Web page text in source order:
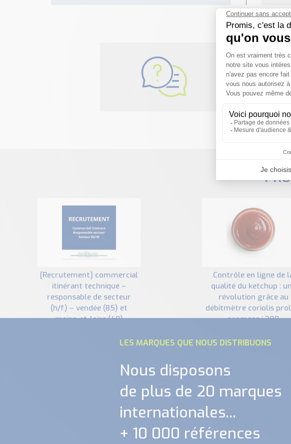
Besoin
Nous sommes à
[recrutement] commercial
itinérant technique –
responsable de secteur
(h/f) – vendée (85) et
maine-et-loire (49)
contrôle en ligne de la
qualité du ketchup :
révolution grâce au
débitmètre coriolis
promass i 300
LES MARQUES QUE NOUS DISTRIBUONS
Nous disposons
de plus de 20 marques
internationales...
+ 10 000 références